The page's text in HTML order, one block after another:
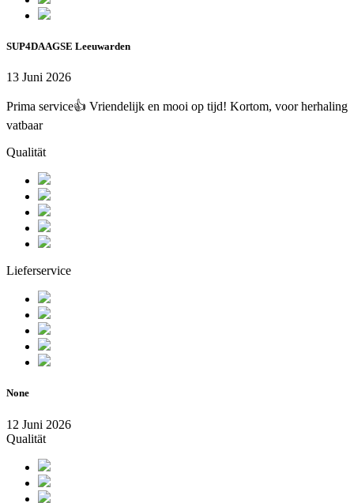
SUP4DAAGSE Leeuwarden
13 Juni 2026
Prima service👍 Vriendelijk en mooi op tijd! Kortom, voor herhaling
vatbaar
Qualität
Lieferservice
None
12 Juni 2026
Qualität